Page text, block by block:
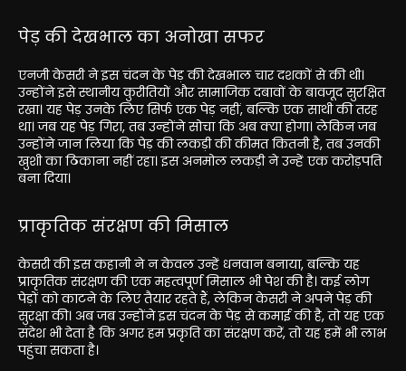
पेड़ की देखभाल का अनोखा सफर
एनजी केसरी ने इस चंदन के पेड़ की देखभाल चार दशकों से की थी।
उन्होंने इसे स्थानीय कुरीतियों और सामाजिक दबावों के बावजूद सुरक्षित
रखा। यह पेड़ उनके लिए सिर्फ एक पेड़ नहीं, बल्कि एक साथी की तरह
था। जब यह पेड़ गिरा, तब उन्होंने सोचा कि अब क्या होगा। लेकिन जब
उन्होंने जान लिया कि पेड़ की लकड़ी की कीमत कितनी है, तब उनकी
खुशी का ठिकाना नहीं रहा। इस अनमोल लकड़ी ने उन्हें एक करोड़पति
बना दिया।
प्राकृतिक संरक्षण की मिसाल
केसरी की इस कहानी ने न केवल उन्हें धनवान बनाया, बल्कि यह
प्राकृतिक संरक्षण की एक महत्वपूर्ण मिसाल भी पेश की है। कई लोग
पेड़ों को काटने के लिए तैयार रहते हैं, लेकिन केसरी ने अपने पेड़ की
सुरक्षा की। अब जब उन्होंने इस चंदन के पेड़ से कमाई की है, तो यह एक
संदेश भी देता है कि अगर हम प्रकृति का संरक्षण करें, तो यह हमें भी लाभ
पहुंचा सकता है।